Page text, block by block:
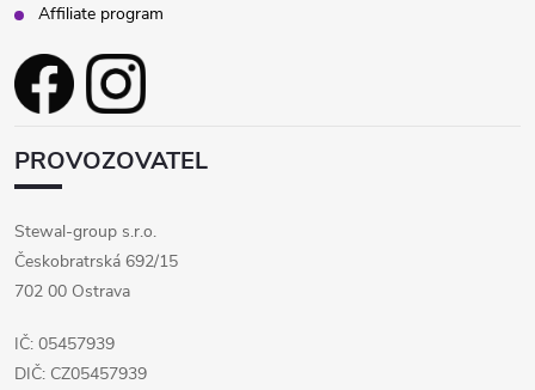
Affiliate program
PROVOZOVATEL
Stewal-group s.r.o.
Českobratrská 692/15
702 00 Ostrava
IČ: 05457939
DIČ: CZ05457939